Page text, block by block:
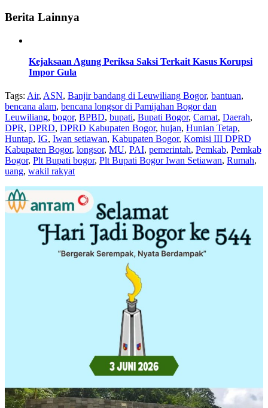
Berita Lainnya
Kejaksaan Agung Periksa Saksi Terkait Kasus Korupsi
Impor Gula
Tags: Air, ASN, Banjir bandang di Leuwiliang Bogor, bantuan,
bencana alam, bencana longsor di Pamijahan Bogor dan
Leuwiliang, bogor, BPBD, bupati, Bupati Bogor, Camat, Daerah,
DPR, DPRD, DPRD Kabupaten Bogor, hujan, Hunian Tetap,
Huntap, IG, Iwan setiawan, Kabupaten Bogor, Komisi III DPRD
Kabupaten Bogor, longsor, MU, PAI, pemerintah, Pemkab, Pemkab
Bogor, Plt Bupati bogor, Plt Bupati Bogor Iwan Setiawan, Rumah,
uang, wakil rakyat